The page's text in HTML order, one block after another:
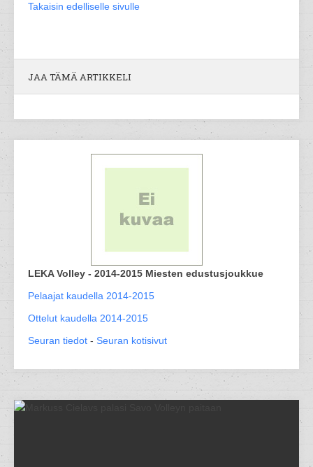
Takaisin edelliselle sivulle
JAA TÄMÄ ARTIKKELI
LEKA Volley - 2014-2015 Miesten edustusjoukkue
Pelaajat kaudella 2014-2015
Ottelut kaudella 2014-2015
Seuran tiedot - Seuran kotisivut